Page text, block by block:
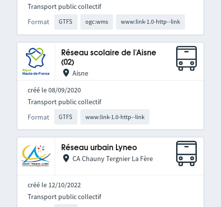
Format GTFS ogc:wms www:link-1.0-http--link
Transport public collectif
Réseau scolaire de l'Aisne
(02)
Aisne
créé le 08/09/2020
Format GTFS www:link-1.0-http--link
Transport public collectif
Réseau urbain Lyneo
CA Chauny Tergnier La Fère
créé le 12/10/2022
Transport public collectif